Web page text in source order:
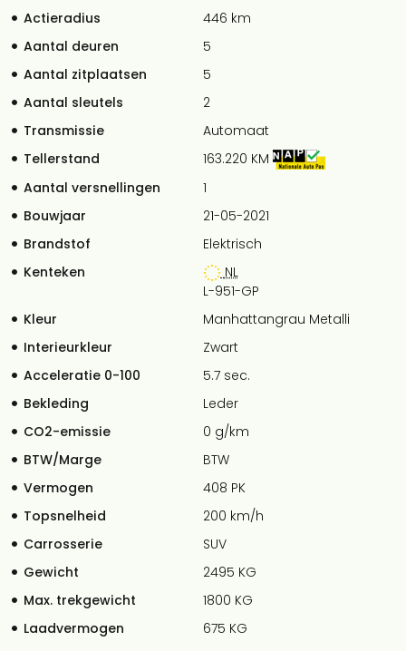
Actieradius
446 km
Aantal deuren
5
Aantal zitplaatsen
5
Aantal sleutels
2
Transmissie
Automaat
Tellerstand
163.220 KM
Aantal versnellingen
1
Bouwjaar
21-05-2021
Brandstof
Elektrisch
Kenteken
NL
L-951-GP
Kleur
Manhattangrau Metalli
Interieurkleur
Zwart
Acceleratie 0-100
5.7 sec.
Bekleding
Leder
CO2-emissie
0 g/km
BTW/Marge
BTW
Vermogen
408 PK
Topsnelheid
200 km/h
Carrosserie
SUV
Gewicht
2495 KG
Max. trekgewicht
1800 KG
Laadvermogen
675 KG